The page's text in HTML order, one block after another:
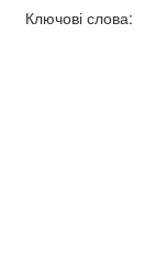
Ключові слова: